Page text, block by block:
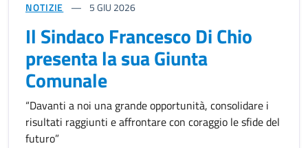
NOTIZIE 5 GIU 2026
Il Sindaco Francesco Di Chio
presenta la sua Giunta
Comunale
“Davanti a noi una grande opportunità, consolidare i
risultati raggiunti e affrontare con coraggio le sfide del
futuro”